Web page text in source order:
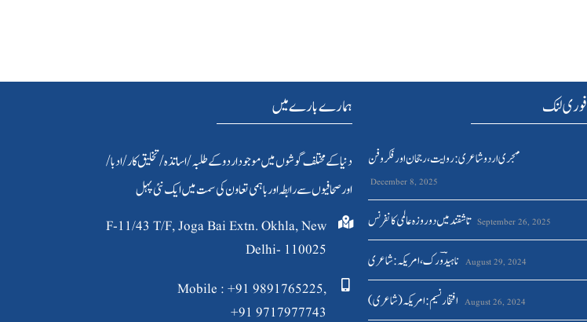
ہمارے بارے میں
دنیا کےمختلف گوشوں میں موجود اردو کے طلبہ / اساتذہ /تخلیق کار/ادبا/
اور صحافیوں سے رابطہ اور باہمی تعاون کی سمت میں ایک نئی پہل
F-11/43 T/F, Joga Bai Extn. Okhla, New
Delhi- 110025
Mobile : +91 9891765225,
+91 9717977743
فوری لنک
مہجری اردو شاعری : روایت ، رجحان اور فکر وفن
December 8, 2025
تاشقند میں دو روزہ عالمی کانفرنس September 26, 2025
ناہیدؔ ورک،امریکہ: شاعری August 29, 2024
افتخار نسیم: امریکہ(شاعری) August 26, 2024